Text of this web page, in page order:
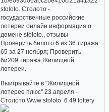
stoloto. Столото -
государственные российские
лотереи онлайн информация о
домене stoloto., отзывы
Проверить билото 6 из 36 тиража
65 за 27 ноября; Проверить
би209 тиража Жилищной
лотереи.
Выигрывайте в "Жилищной
лотерее плюс" 23 апреля -
Столото Www stoloto 6 49 lottery